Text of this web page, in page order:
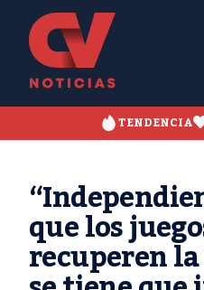
TENDENCIA
que los
recuperen